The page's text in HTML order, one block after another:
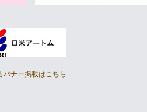
バナー掲載はこちら